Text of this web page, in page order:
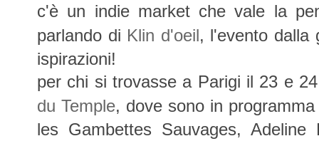
c'è un indie market che vale la
parlando di Klin d'oeil, l'evento dalla
ispirazioni!
per chi si trovasse a Parigi il 23 e
du Temple, dove sono in
les Gambettes Sauvages,